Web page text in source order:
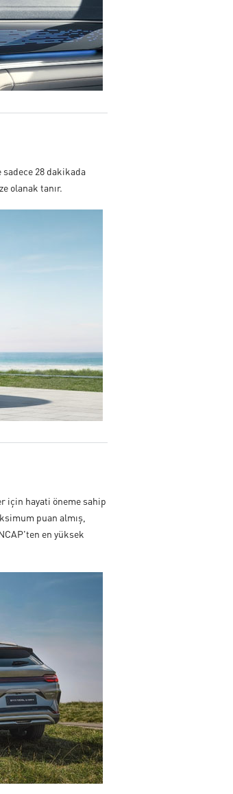
sadece 28 dakikada
olanak tanır.
için hayati öneme sahip
puan almış,
en yüksek